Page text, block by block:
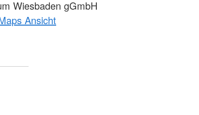
Wiesbaden gGmbH
Ansicht